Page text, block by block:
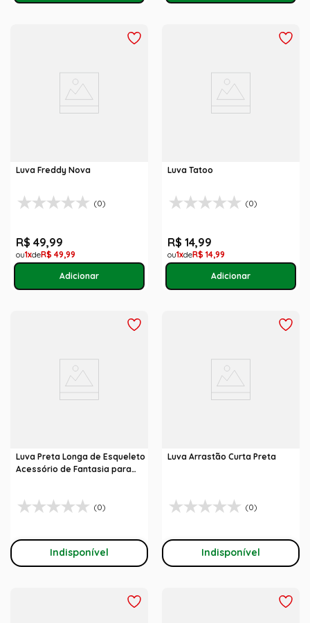
Luva Freddy Nova
(0)
R$ 49,99
1 R$ 49,99
Luva Tatoo
(0)
R$ 14,99
1 R$ 14,99
Luva Preta Longa de Esqueleto
Acessório de Fantasia para
(0)
Indisponível
Luva Arrastão Curta Preta
(0)
Indisponível